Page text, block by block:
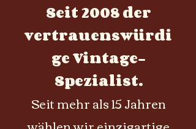
Seit 2008 der
vertrauenswürdi
ge Vintage-
Spezialist.
Seit mehr als 15 Jahren